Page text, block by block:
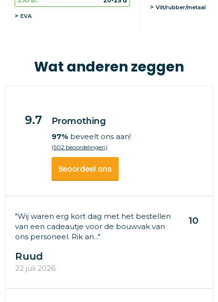
EVA
Vilt/rubber/metaal
Wat anderen zeggen
9.7 Promothing
97%beveelt ons aan!
(502 beoordelingen)
Beoordeel ons
"Wij waren erg kort dag met het bestellen
van een cadeautje voor de bouwvak van
ons personeel. Rik an..."
10
Ruud
22 juli 2026